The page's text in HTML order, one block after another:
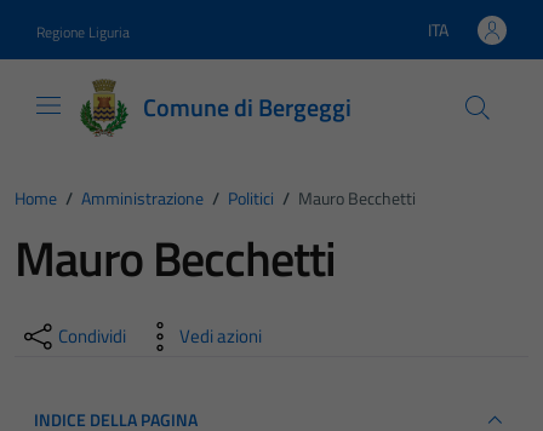
Regione Liguria Lingua attiva:
ITA
Comune di Bergeggi
Home / Amministrazione / Politici / Mauro Becchetti
Mauro Becchetti
Condividi Vedi azioni
INDICE DELLA PAGINA